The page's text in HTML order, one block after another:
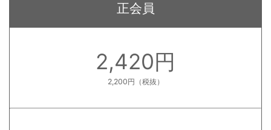
正会員
2,420円
2,200円（税抜）